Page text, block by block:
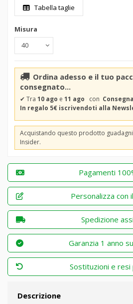
Tabella taglie
Misura
Ordina adesso e il tuo
consegnato...
✔ Tra 10 ago e 11 ago con
In regalo 5€ iscrivendoti alla
Acquistando questo prodotto guadagni
Insider.
Pagamenti
Personalizza con
Spedizione
Garanzia 1 anno
Sostituzioni e
Descrizione